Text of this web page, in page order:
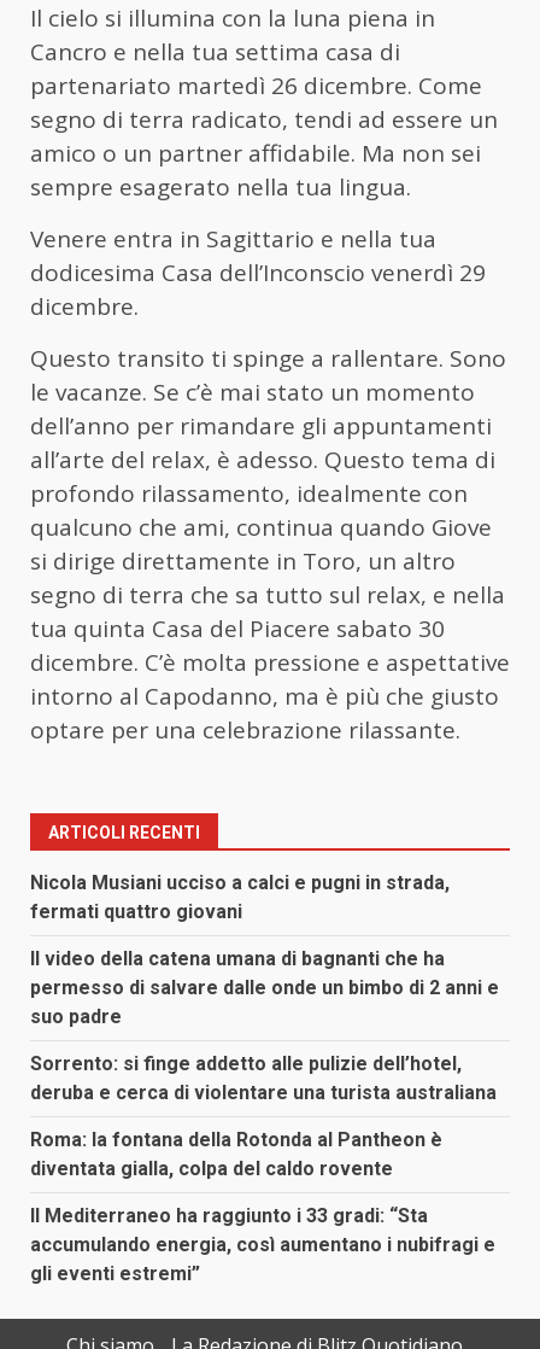
Il cielo si illumina con la luna piena in
Cancro e nella tua settima casa di
partenariato martedì 26 dicembre. Come
segno di terra radicato, tendi ad essere un
amico o un partner affidabile. Ma non sei
sempre esagerato nella tua lingua.
Venere entra in Sagittario e nella tua
dodicesima Casa dell’Inconscio venerdì 29
dicembre.
Questo transito ti spinge a rallentare. Sono
le vacanze. Se c’è mai stato un momento
dell’anno per rimandare gli appuntamenti
all’arte del relax, è adesso. Questo tema di
profondo rilassamento, idealmente con
qualcuno che ami, continua quando Giove
si dirige direttamente in Toro, un altro
segno di terra che sa tutto sul relax, e nella
tua quinta Casa del Piacere sabato 30
dicembre. C’è molta pressione e aspettative
intorno al Capodanno, ma è più che giusto
optare per una celebrazione rilassante.
ARTICOLI RECENTI
Nicola Musiani ucciso a calci e pugni in strada,
fermati quattro giovani
Il video della catena umana di bagnanti che ha
permesso di salvare dalle onde un bimbo di 2 anni e
suo padre
Sorrento: si finge addetto alle pulizie dell’hotel,
deruba e cerca di violentare una turista australiana
Roma: la fontana della Rotonda al Pantheon è
diventata gialla, colpa del caldo rovente
Il Mediterraneo ha raggiunto i 33 gradi: “Sta
accumulando energia, così aumentano i nubifragi e
gli eventi estremi”